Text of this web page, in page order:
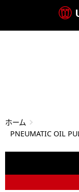
ホーム
PNEUMATIC OIL